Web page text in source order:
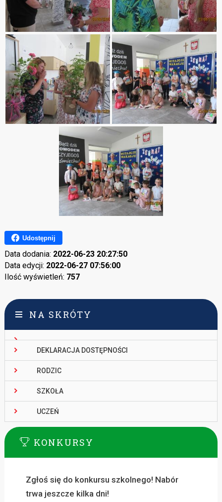
Udostępnij
Data dodania: 2022-06-23 20:27:50
Data edycji: 2022-06-27 07:56:00
Ilość wyświetleń: 757
NA SKRÓTY
DEKLARACJA DOSTĘPNOŚCI
RODZIC
SZKOŁA
UCZEŃ
KONKURSY
Zgłoś się do konkursu szkolnego! Nabór
trwa jeszcze kilka dni!